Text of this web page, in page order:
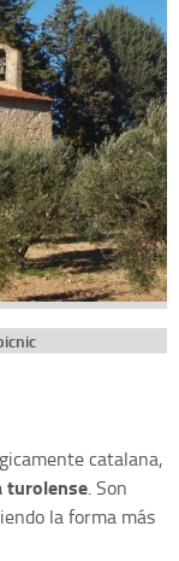
catalana,
turolense. Son
la forma más